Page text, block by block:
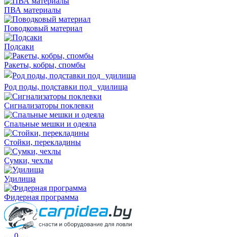
ПВА материалы
Поводковый материал
Подсаки
Ракеты, кобры, спомбы
Род поды, подставки под удилища
Сигнализаторы поклевки
Спальные мешки и одеяла
Стойки, перекладины
Сумки, чехлы
Удилища
Фидерная программа